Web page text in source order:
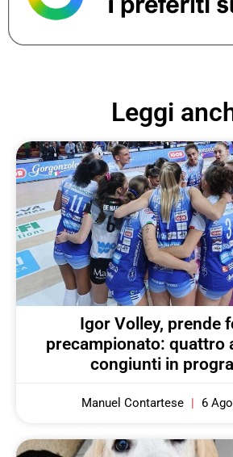
Leggi
Igor Volley, prende
precampionato: quattro
congiunti in
Manuel Contartese 6